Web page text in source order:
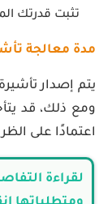
تثبت قدرتك
مدة معالجة
اعتمادًا على
لقراءة